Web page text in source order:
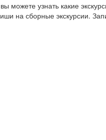
узнать какие
на сборные экскурсии.